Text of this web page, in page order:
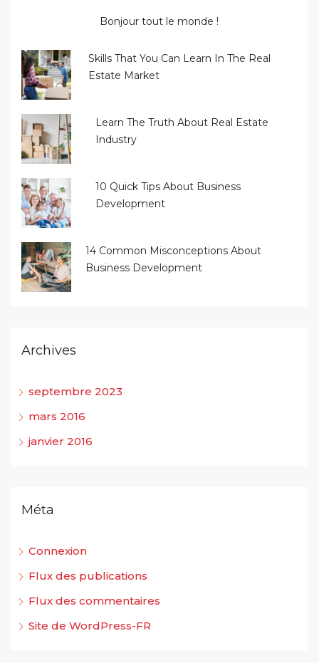
Bonjour tout le monde !
Skills That You Can Learn In The Real
Estate Market
Learn The Truth About Real Estate
Industry
10 Quick Tips About Business
Development
14 Common Misconceptions About
Business Development
Archives
septembre 2023
mars 2016
janvier 2016
Méta
Connexion
Flux des publications
Flux des commentaires
Site de WordPress-FR